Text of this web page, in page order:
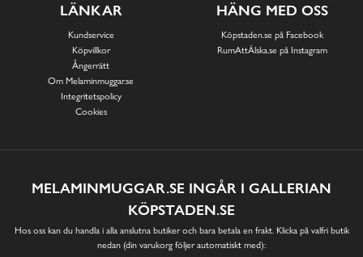
LÄNKAR
Kundservice
Köpvillkor
Ångerrätt
Om Melaminmuggar.se
Integritetspolicy
Cookies
HÄNG MED OSS
Köpstaden.se på Facebook
RumAttÄlska.se på Instagram
MELAMINMUGGAR.SE INGÅR I GALLERIAN
KÖPSTADEN.SE
Hos oss kan du handla i alla anslutna butiker och bara betala en frakt. Klicka på valfri butik
nedan (din varukorg följer automatiskt med):